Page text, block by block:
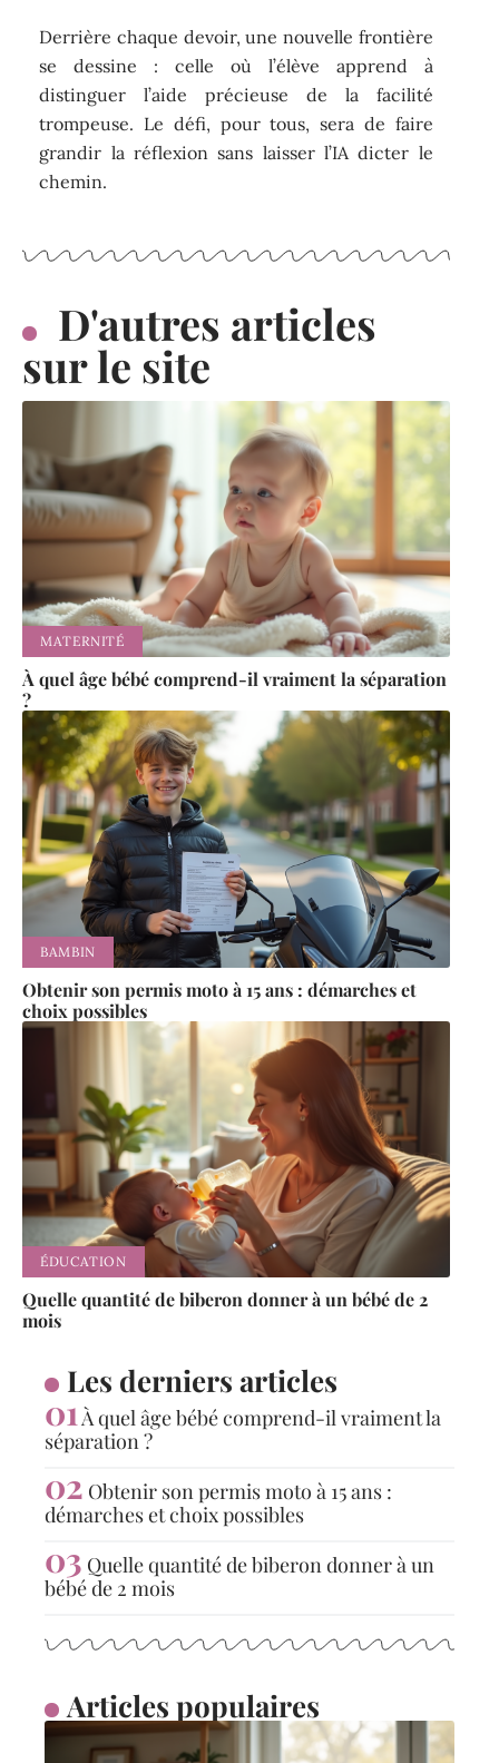
Derrière chaque devoir, une nouvelle frontière
se dessine : celle où l’élève apprend à
distinguer l’aide précieuse de la facilité
trompeuse. Le défi, pour tous, sera de faire
grandir la réflexion sans laisser l’IA dicter le
chemin.
D'autres articles
sur le site
MATERNITÉ
À quel âge bébé comprend-il vraiment la séparation
?
BAMBIN
Obtenir son permis moto à 15 ans : démarches et
choix possibles
ÉDUCATION
Quelle quantité de biberon donner à un bébé de 2
mois
Les derniers articles
À quel âge bébé comprend-il vraiment la
séparation ?
Obtenir son permis moto à 15 ans :
démarches et choix possibles
Quelle quantité de biberon donner à un
bébé de 2 mois
Articles populaires